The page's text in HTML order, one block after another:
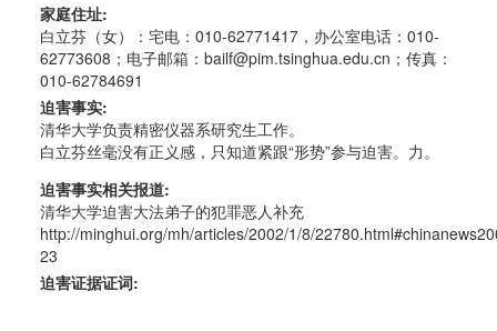
家庭住址:
白立芬（女）：宅电：010-62771417，办公室电话：010-
62773608；电子邮箱：bailf@pim.tsinghua.edu.cn；传真：
010-62784691
迫害事实:
清华大学负责精密仪器系研究生工作。
白立芬丝毫没有正义感，只知道紧跟“形势”参与迫害。力。
迫害事实相关报道:
清华大学迫害大法弟子的犯罪恶人补充
http://minghui.org/mh/articles/2002/1/8/
23
迫害证据证词: